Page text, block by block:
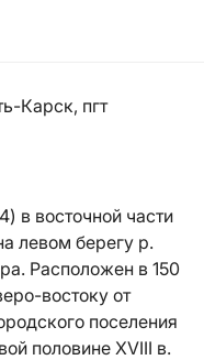
Карск, пгт
в восточной части
левом берегу р.
Расположен в 150
востоку от
поселения
половине XVIII в.